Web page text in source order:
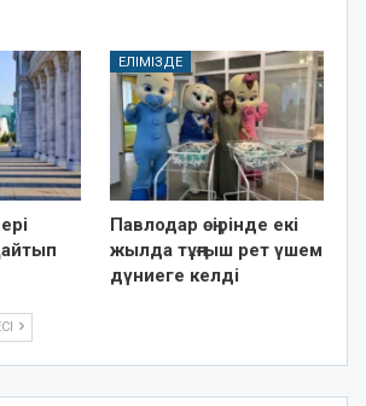
ЕЛІМІЗДЕ
Павлодар өңірінде екі
жылда тұңғыш рет үшем
дүниеге келді